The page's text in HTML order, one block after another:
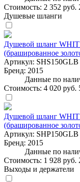
Стоимость: 2 352 руб.
Душевые шланги
Душевой шланг
(брашированное
Артикул: SHS150GLB
Бренд: 2015
Данные по
Стоимость: 4 020 руб.
Душевой шланг
(брашированное
Артикул: SHP150GLB
Бренд: 2015
Данные по
Стоимость: 1 928 руб.
Выходы и держатели